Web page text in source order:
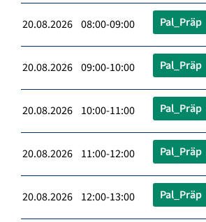
20.08.2026 08:00-09:00 Pal_Präp
20.08.2026 09:00-10:00 Pal_Präp
20.08.2026 10:00-11:00 Pal_Präp
20.08.2026 11:00-12:00 Pal_Präp
20.08.2026 12:00-13:00 Pal_Präp